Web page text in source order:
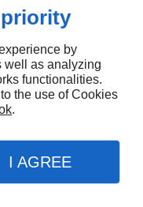
by
well as analyzing
functionalities.
the use of Cookies
.
I AGREE